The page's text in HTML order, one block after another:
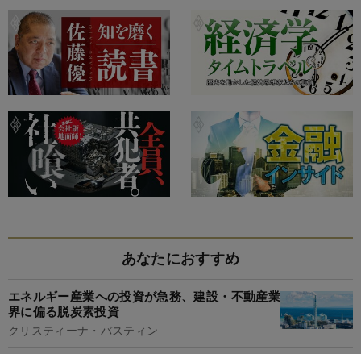
あなたにおすすめ
エネルギー産業への投資が急務、建設・不動産業
界に偏る脱炭素投資
クリスティーナ・バスティン